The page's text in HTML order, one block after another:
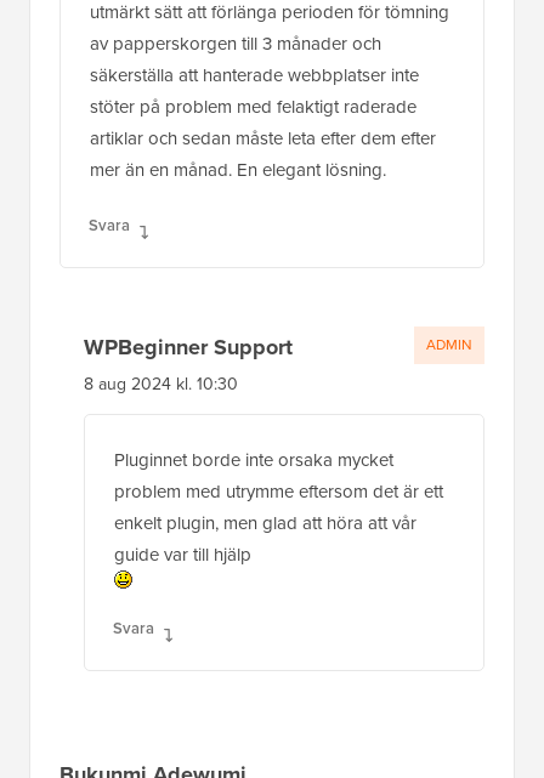
utmärkt sätt att förlänga perioden för tömning
av papperskorgen till 3 månader och
säkerställa att hanterade webbplatser inte
stöter på problem med felaktigt raderade
artiklar och sedan måste leta efter dem efter
mer än en månad. En elegant lösning.
Svara
WPBeginner Support
8 aug 2024 kl. 10:30
Pluginnet borde inte orsaka mycket
problem med utrymme eftersom det är ett
enkelt plugin, men glad att höra att vår
guide var till hjälp
Svara
ADMIN